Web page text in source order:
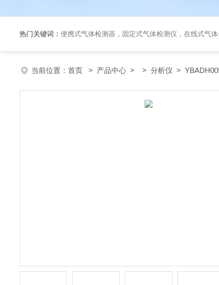
热门关键词： 便携式气体检测器，固定式气体检测仪，在线式气
当前位置： 首页 > 产品中心 > > 分析仪 >